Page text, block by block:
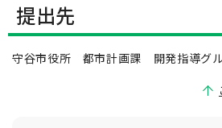
提出先
守谷市役所 都市計画課 開発指導グル